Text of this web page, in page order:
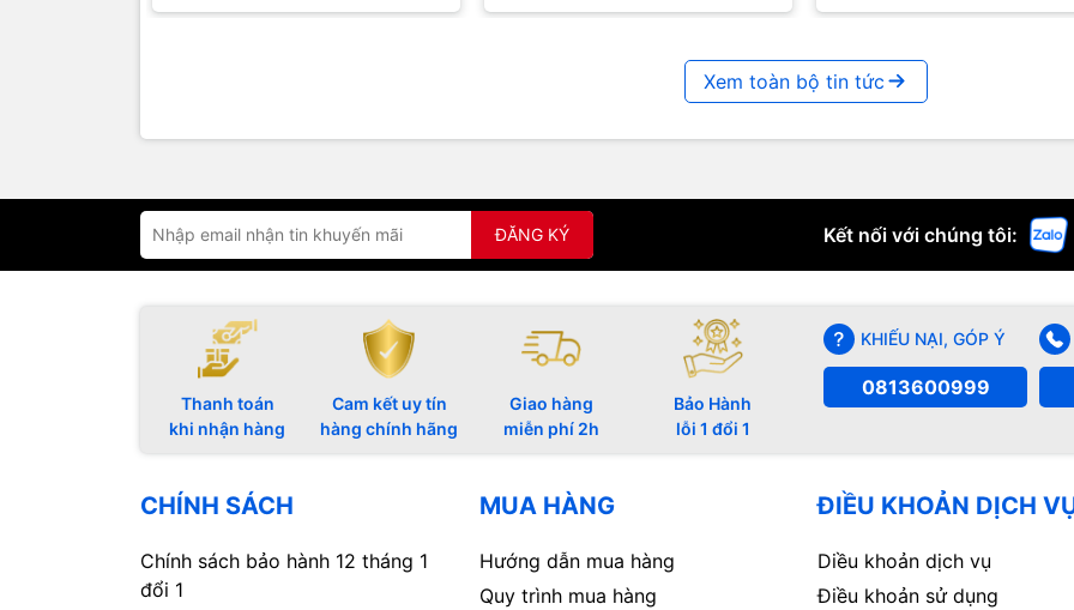
đồng và khán giả. Dù bạn là một
thu hút sự quan tâm lớn từ cộng
lúc vui hay buồn, âm nhạc luôn
Xem toàn bộ tin tức
ĐĂNG KÝ Kết nối với chúng tôi:
Thanh toán
khi nhận hàng
Cam kết uy tín
hàng chính hãng
Giao hàng
miễn phí 2h
Bảo Hành
lỗi 1 đổi 1
KHIẾU NẠI, GÓP Ý
0813600999
CHÍNH SÁCH
Chính sách bảo hành 12 tháng 1
đổi 1
MUA HÀNG
Hướng dẫn mua hàng
Quy trình mua hàng
ĐIỀU KHOẢN DỊCH
Diều khoản dịch vụ
Điều khoản sử dụng